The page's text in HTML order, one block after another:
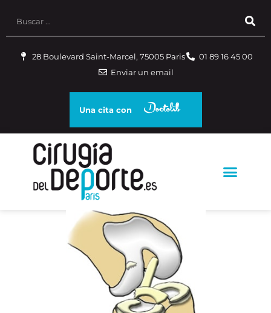
28 Boulevard Saint-Marcel, 75005 Paris
01 89 16 45 00
Enviar un email
Una cita con